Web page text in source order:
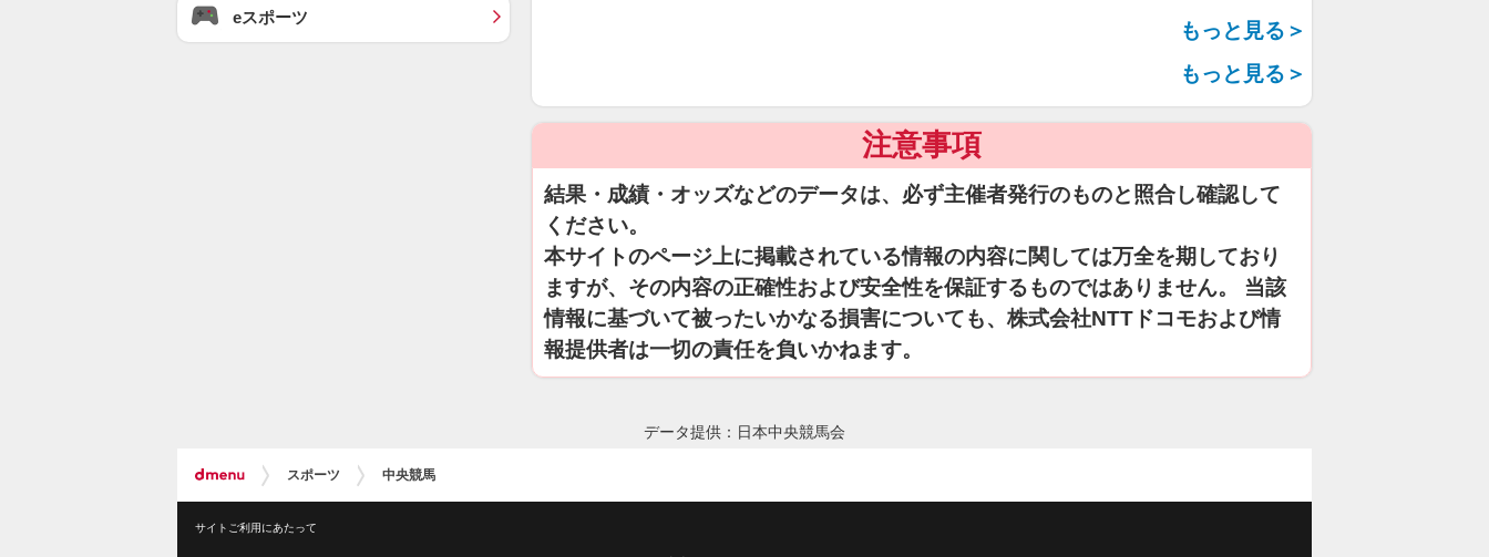
もっと見る＞
もっと見る＞
注意事項
結果・成績・オッズなどのデータは、必ず主催者発行のものと照合し確認して
ください。
本サイトのページ上に掲載されている情報の内容に関しては万全を期しており
ますが、その内容の正確性および安全性を保証するものではありません。 当該
情報に基づいて被ったいかなる損害についても、株式会社NTTドコモおよび情
報提供者は一切の責任を負いかねます。
eスポーツ
データ提供：日本中央競馬会
スポーツ 中央競馬
サイトご利用にあたって